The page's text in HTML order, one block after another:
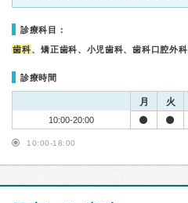
診療科目：
歯科、矯正歯科、小児歯科、歯科口腔外科
診療時間
月 火
10:00-20:00
10:00-18:00